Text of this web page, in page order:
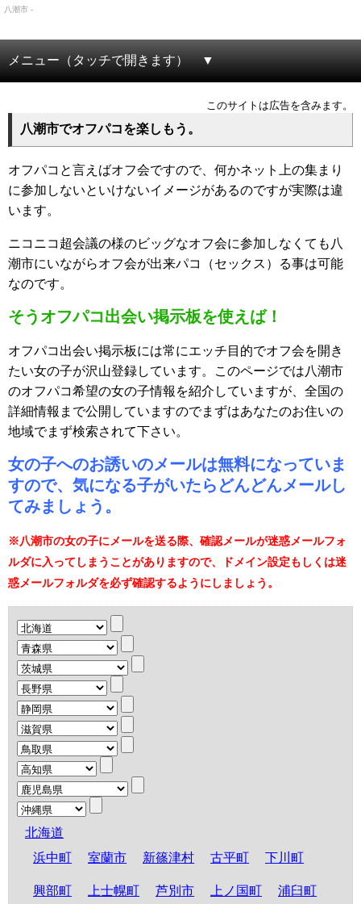
八潮市 -
メニュー（タッチで開きます）
このサイトは広告を含みます。
八潮市でオフパコを楽しもう。
オフパコと言えばオフ会ですので、何かネット上の集まり
に参加しないといけないイメージがあるのですが実際は違
います。
ニコニコ超会議の様のビッグなオフ会に参加しなくても八
潮市にいながらオフ会が出来パコ（セックス）る事は可能
なのです。
そうオフパコ出会い掲示板を使えば！
オフパコ出会い掲示板には常にエッチ目的でオフ会を開き
たい女の子が沢山登録しています。このページでは八潮市
のオフパコ希望の女の子情報を紹介していますが、全国の
詳細情報まで公開していますのでまずはあなたのお住いの
地域でまず検索されて下さい。
女の子へのお誘いのメールは無料になっていま
すので、気になる子がいたらどんどんメールし
てみましょう。
※八潮市の女の子にメールを送る際、確認メールが迷惑メールフォ
ルダに入ってしまうことがありますので、ドメイン設定もしくは迷
惑メールフォルダを必ず確認するようにしましょう。
北海道
浜中町
室蘭市 新篠津村 古平町 下川町
興部町 上士幌町 芦別市 上ノ国町 浦臼町